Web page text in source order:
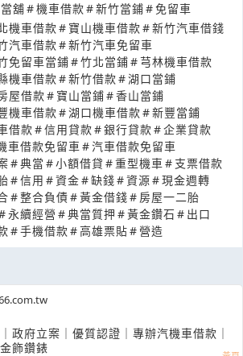
舖#機車借款#新竹當鋪#免留車
機車借款# 寶山機車借款#新竹汽車借錢
汽車借款#新竹汽車免留車
免留車當鋪#竹北當鋪#芎林機車借款
機車借款#新竹借款#湖口當鋪
屋借款# 寶山當鋪#香山當鋪
機車借款#湖口機車借款#新豐當鋪
借款#信用貸款#銀行貸款#企業貸款
車借款免留車#汽車借款免留車
#典當 #小額借貸#重型機車# 支票借款
#信用 #資金#缺錢#資源#現金週轉
#整合負債#黃金借錢# 房屋一二胎
永續經營 #典當質押 #黃金鑽石 # 出口
#手機借款#高雄票貼#營造
政府立案｜優質認證｜專辦汽機車借款｜
飾鑽錶